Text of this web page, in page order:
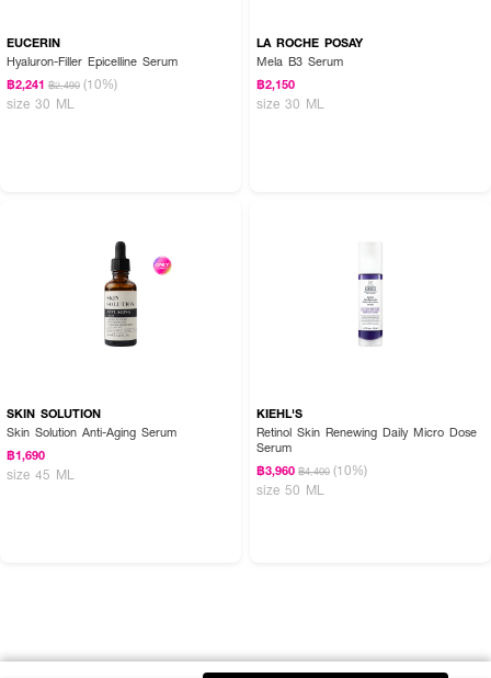
EUCERIN
Hyaluron-Filler Epicelline Serum
฿2,241 ฿2,490 (10%)
size 30 ML
LA ROCHE POSAY
Mela B3 Serum
฿2,150
size 30 ML
SKIN SOLUTION
Skin Solution Anti-Aging Serum
฿1,690
size 45 ML
KIEHL'S
Retinol Skin Renewing Daily Micro Dose
Serum
฿3,960 ฿4,400 (10%)
size 50 ML